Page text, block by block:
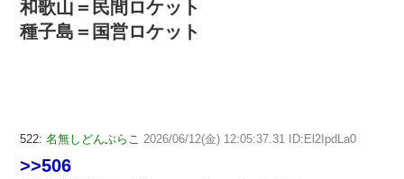
和歌山＝民間ロケット
種子島＝国営ロケット
522: 名無しどんぶらこ 2026/06/12(金) 12:05:37.31 ID:El2IpdLa0
>>506